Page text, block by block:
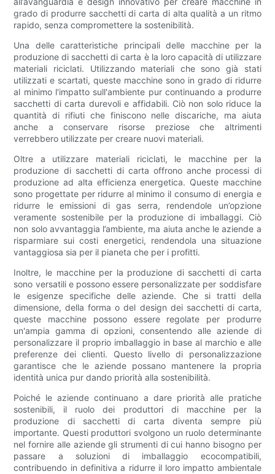
grado di produrre sacchetti di carta di alta qualità a un ritmo
rapido, senza compromettere la sostenibilità.
Una delle caratteristiche principali delle macchine per la
produzione di sacchetti di carta è la loro capacità di utilizzare
materiali riciclati. Utilizzando materiali che sono già stati
utilizzati e scartati, queste macchine sono in grado di ridurre
al minimo l'impatto sull'ambiente pur continuando a produrre
sacchetti di carta durevoli e affidabili. Ciò non solo riduce la
quantità di rifiuti che finiscono nelle discariche, ma aiuta
anche a conservare risorse preziose che altrimenti
verrebbero utilizzate per creare nuovi materiali.
Oltre a utilizzare materiali riciclati, le macchine per la
produzione di sacchetti di carta offrono anche processi di
produzione ad alta efficienza energetica. Queste macchine
sono progettate per ridurre al minimo il consumo di energia e
ridurre le emissioni di gas serra, rendendole un’opzione
veramente sostenibile per la produzione di imballaggi. Ciò
non solo avvantaggia l’ambiente, ma aiuta anche le aziende a
risparmiare sui costi energetici, rendendola una situazione
vantaggiosa sia per il pianeta che per i profitti.
Inoltre, le macchine per la produzione di sacchetti di carta
sono versatili e possono essere personalizzate per soddisfare
le esigenze specifiche delle aziende. Che si tratti della
dimensione, della forma o del design dei sacchetti di carta,
queste macchine possono essere regolate per produrre
un'ampia gamma di opzioni, consentendo alle aziende di
personalizzare il proprio imballaggio in base al marchio e alle
preferenze dei clienti. Questo livello di personalizzazione
garantisce che le aziende possano mantenere la propria
identità unica pur dando priorità alla sostenibilità.
Poiché le aziende continuano a dare priorità alle pratiche
sostenibili, il ruolo dei produttori di macchine per la
produzione di sacchetti di carta diventa sempre più
importante. Questi produttori svolgono un ruolo determinante
nel fornire alle aziende gli strumenti di cui hanno bisogno per
passare a soluzioni di imballaggio ecocompatibili,
contribuendo in definitiva a ridurre il loro impatto ambientale